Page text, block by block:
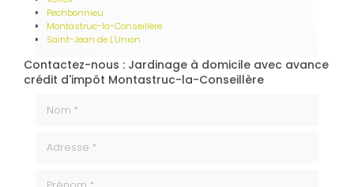
Pechbonnieu
Montastruc-la-Conseillère
Saint-Jean de L'Union
Contactez-nous : Jardinage à domicile avec avance
crédit d'impôt Montastruc-la-Conseillère